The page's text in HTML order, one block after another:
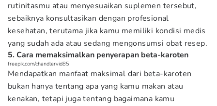
rutinitasmu atau menyesuaikan suplemen tersebut,
sebaiknya konsultasikan dengan profesional
kesehatan, terutama jika kamu memiliki kondisi medis
yang sudah ada atau sedang mengonsumsi obat resep.
5. Cara memaksimalkan penyerapan beta-karoten
freepik.com/chandlervid85
Mendapatkan manfaat maksimal dari beta-karoten
bukan hanya tentang apa yang kamu makan atau
kenakan, tetapi juga tentang bagaimana kamu